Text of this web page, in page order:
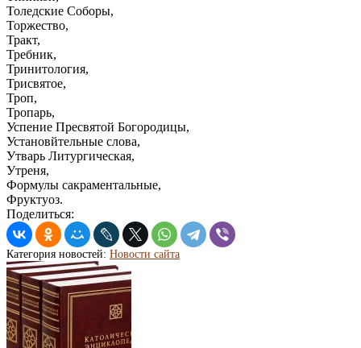
Толедские Соборы,
Торжество,
Тракт,
Требник,
Тринитология,
Трисвятое,
Троп,
Тропарь,
Успение Пресвятой Богородицы,
Установйтельные слова,
Утварь Литургическая,
Утреня,
Формулы сакраментальные,
Фруктуоз.
Поделиться:
Категория новостей: Новости сайта